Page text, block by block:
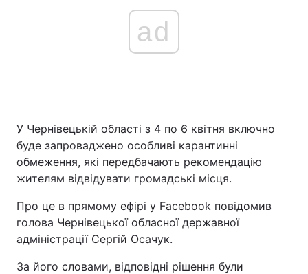
Головна Війна
Україна Політика
Спорт Наука
ad
У Чернівецькій області з 4 по 6 квітня включно
буде запроваджено особливі карантинні
обмеження, які передбачають рекомендацію
жителям відвідувати громадські місця.
Про це в прямому ефірі у Facebook повідомив
голова Чернівецької обласної державної
адміністрації Сергій Осачук.
За його словами, відповідні рішення були